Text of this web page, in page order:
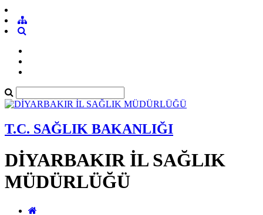
T.C. SAĞLIK BAKANLIĞI
DİYARBAKIR İL SAĞLIK
MÜDÜRLÜĞÜ